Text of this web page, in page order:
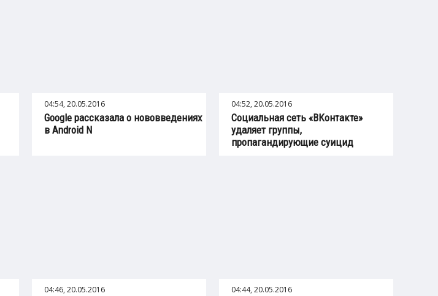
04:54, 20.05.2016
Google рассказала о нововведениях
в Android N
04:52, 20.05.2016
Социальная сеть «ВКонтакте»
удаляет группы,
пропагандирующие суицид
04:46, 20.05.2016 04:44, 20.05.2016